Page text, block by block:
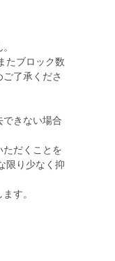
たブロック数
了承くださ
できない場合
ただくことを
限り少なく抑
す。